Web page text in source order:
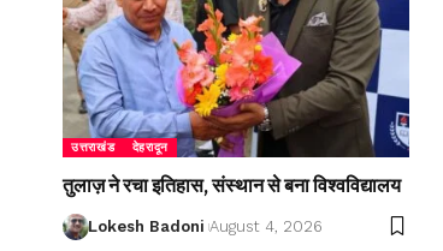
उत्तराखंड देहरादून
तुलाज़ ने रचा इतिहास, संस्थान से बना विश्वविद्यालय
Lokesh Badoni August 4, 2026